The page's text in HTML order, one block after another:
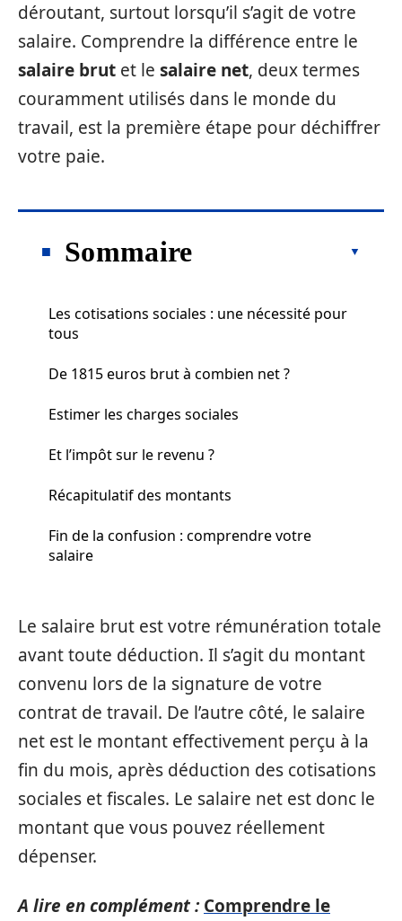
déroutant, surtout lorsqu’il s’agit de votre
salaire. Comprendre la différence entre le
salaire brut et le salaire net, deux termes
couramment utilisés dans le monde du
travail, est la première étape pour déchiffrer
votre paie.
Sommaire
Les cotisations sociales : une nécessité pour
tous
De 1815 euros brut à combien net ?
Estimer les charges sociales
Et l’impôt sur le revenu ?
Récapitulatif des montants
Fin de la confusion : comprendre votre
salaire
Le salaire brut est votre rémunération totale
avant toute déduction. Il s’agit du montant
convenu lors de la signature de votre
contrat de travail. De l’autre côté, le salaire
net est le montant effectivement perçu à la
fin du mois, après déduction des cotisations
sociales et fiscales. Le salaire net est donc le
montant que vous pouvez réellement
dépenser.
A lire en complément : Comprendre le